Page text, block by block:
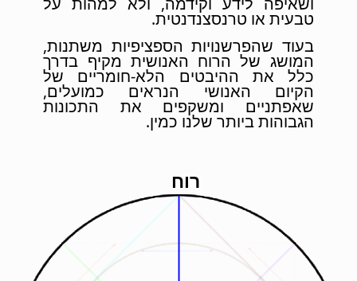
טבעית או טרנסצנדנטית.
בעוד שהפרשנויות הספציפיות משתנות,
המושג של הרוח האנושית מקיף בדרך
כלל את ההיבטים הלא-חומריים של
הקיום האנושי הנראים כמועלים,
שאפתניים ומשקפים את התכונות
הגבוהות ביותר שלנו כמין.
רוח